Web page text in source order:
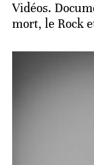
Vidéos.
mort, le Rock